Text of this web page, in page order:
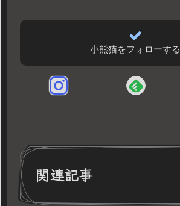
小熊猫をフォローする
関連記事